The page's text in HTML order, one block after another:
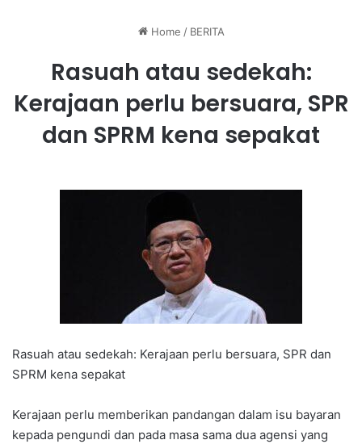
Home / BERITA
Rasuah atau sedekah:
Kerajaan perlu bersuara, SPR
dan SPRM kena sepakat
Rasuah atau sedekah: Kerajaan perlu bersuara, SPR dan
SPRM kena sepakat
Kerajaan perlu memberikan pandangan dalam isu bayaran
kepada pengundi dan pada masa sama dua agensi yang